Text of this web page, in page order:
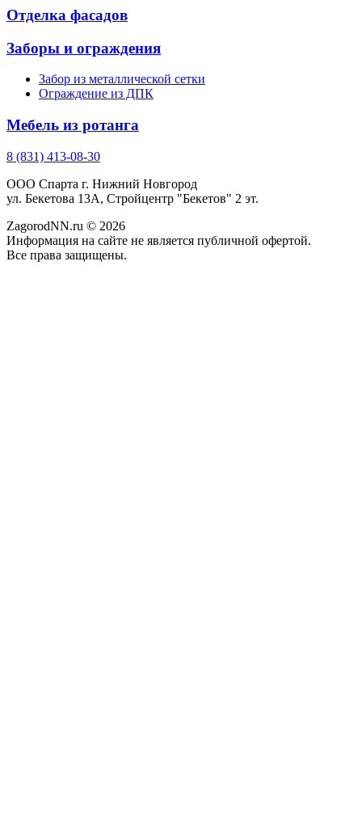
Отделка фасадов
Заборы и ограждения
Забор из металлической сетки
Ограждение из ДПК
Мебель из ротанга
8 (831) 413-08-30
ООО Спарта г. Нижний Новгород
ул. Бекетова 13А, Стройцентр "Бекетов" 2 эт.
ZagorodNN.ru © 2026
Информация на сайте не является публичной офертой.
Все права защищены.